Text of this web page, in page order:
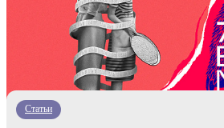
Статьи